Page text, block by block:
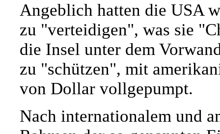
Angeblich hatten die USA
zu "verteidigen", was sie
die Insel unter dem
zu "schützen", mit
von Dollar vollgepumpt.
Nach internationalem und